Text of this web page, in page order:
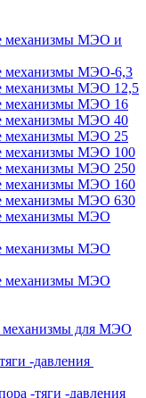
механизмы МЭО и
механизмы МЭО-6,3
механизмы МЭО 12,5
механизмы МЭО 16
механизмы МЭО 40
механизмы МЭО 25
механизмы МЭО 100
механизмы МЭО 250
механизмы МЭО 160
механизмы МЭО 630
механизмы МЭО
механизмы МЭО
механизмы МЭО
для МЭО
-давления
-тяги -давления